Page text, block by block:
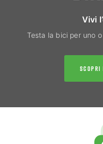
Vivi
Testa la bici per uno